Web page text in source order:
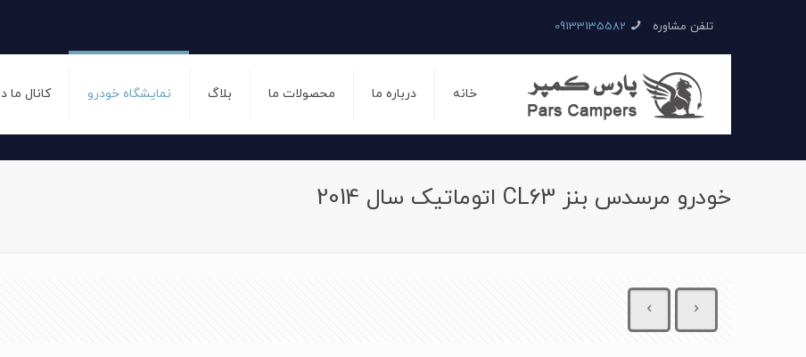
تلفن مشاوره 09133135582
خانه درباره ما محصولات ما بلاگ نمایشگاه خودرو کانال
خودرو مرسدس بنز CL63 اتوماتیک سال 2014